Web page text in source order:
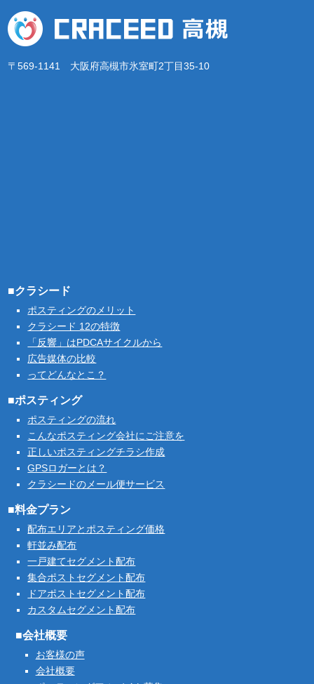
〒569-1141 大阪府高槻市氷室町2丁目35-10
■クラシード
ポスティングのメリット
クラシード 12の特徴
「反響」はPDCAサイクルから
広告媒体の比較
ってどんなとこ？
■ポスティング
ポスティングの流れ
こんなポスティング会社にご注意を
正しいポスティングチラシ作成
GPSロガーとは？
クラシードのメール便サービス
■料金プラン
配布エリアとポスティング価格
軒並み配布
一戸建てセグメント配布
集合ポストセグメント配布
ドアポストセグメント配布
カスタムセグメント配布
■会社概要
お客様の声
会社概要